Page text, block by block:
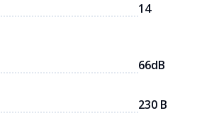
14
66dB
230 В